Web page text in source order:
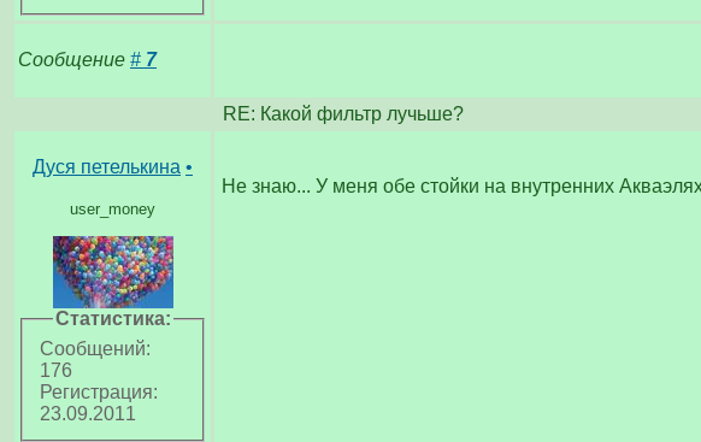
Сообщение # 7
RE: Какой фильтр лучьше?
Дуся петелькина •
user_money
Статистика:
Сообщений:
176
Регистрация:
23.09.2011
Не знаю... У меня обе стойки на внутренних